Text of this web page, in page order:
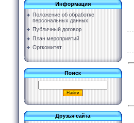
Информация
Положение об обработке
персональных данных
Публичный договор
План мероприятий
Оргкомитет
Поиск
Друзья сайта